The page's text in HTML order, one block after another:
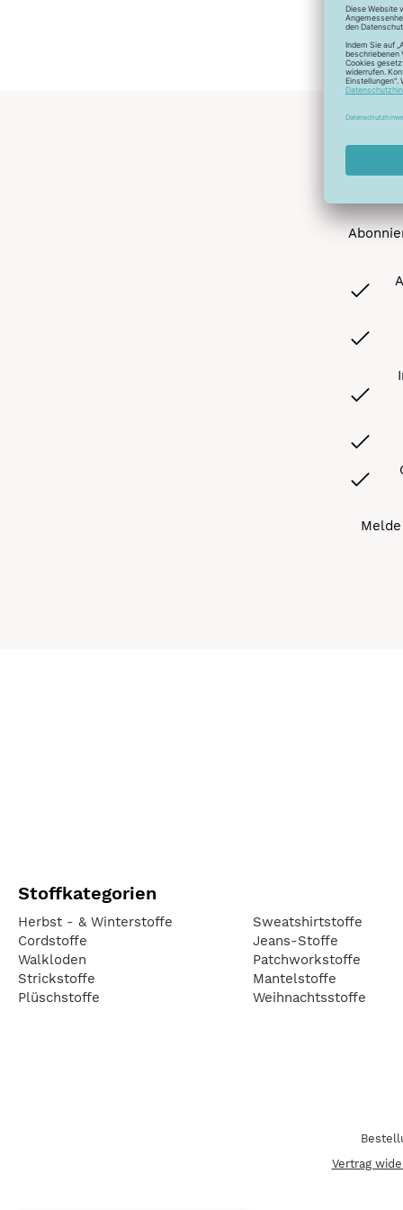
Stoffkategorien
Herbst - & Winterstoffe
Cordstoffe
Walkloden
Strickstoffe
Plüschstoffe
Sweatshirtstoffe
Jeans-Stoffe
Patchworkstoffe
Mantelstoffe
Weihnachtsstoffe
Vertrag